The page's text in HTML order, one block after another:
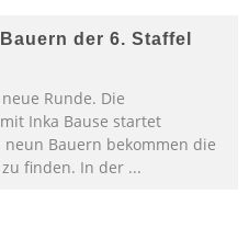
der 6. Staffel
Runde. Die
Inka Bause startet
Bauern bekommen die
finden. In der ...